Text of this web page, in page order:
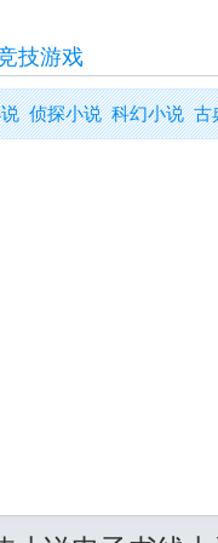
技游戏
侦探小说 科幻小说 古